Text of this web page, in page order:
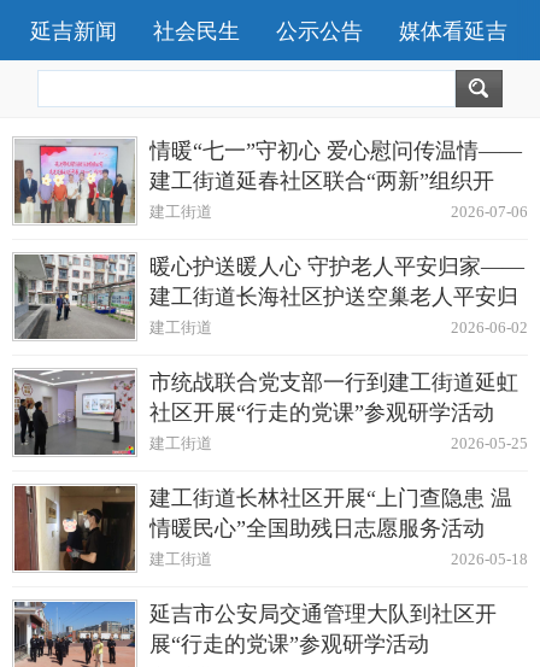
延吉新闻 社会民生 公示公告 媒体看延吉
情暖“七一”守初心 爱心慰问传温情——
建工街道延春社区联合“两新”组织开
展“七一”慰问活动
2026-07-06
建工街道
暖心护送暖人心 守护老人平安归家——
建工街道长海社区护送空巢老人平安归
家
2026-06-02
建工街道
市统战联合党支部一行到建工街道延虹
社区开展“行走的党课”参观研学活动
2026-05-25
建工街道
建工街道长林社区开展“上门查隐患 温
情暖民心”全国助残日志愿服务活动
2026-05-18
建工街道
延吉市公安局交通管理大队到社区开
展“行走的党课”参观研学活动